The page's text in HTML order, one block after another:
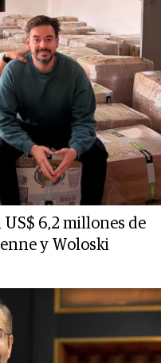
6,2 millones de
y Woloski